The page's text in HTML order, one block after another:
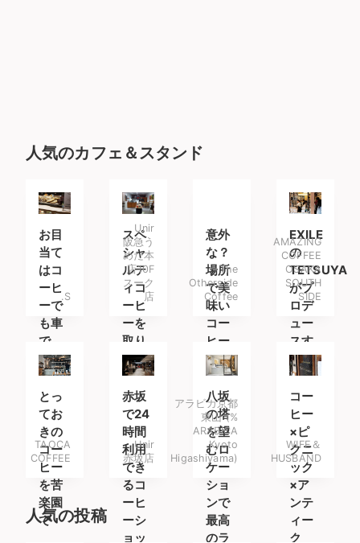
人気のカフェ＆スタンド
お目
当て
はコ
ーヒ
ーで
も車
で
も。
.S
スペ
シャ
ルテ
ィコ
ーヒ
ーを
取り
扱う
コー
ヒー
専門
店
Unir
阪急う
めだ本
店10F
スーク
店
意外
な？
場所
で美
味い
コー
ヒー
との
んび
りチ
ルア
ウト
The
Otherside
Coffee
EXILE
の
TETSUYA
がプ
ロデ
ュー
スす
るコ
ーヒ
ース
タン
ド
AMAZING
COFFEE
OSAKA
SOUTH
SIDE
とっ
てお
きの
コー
ヒー
を苦
楽園
で
TAOCA
COFFEE
赤坂
で24
時間
利用
でき
るコ
ーヒ
ーシ
ョッ
Unir
赤坂店
八坂
の塔
を望
むロ
ケー
ショ
ンで
最高
のラ
アラビカ京都
東山 (%
ARABICA
Kyoto
Higashiyama)
コー
ヒー
×ピ
クニ
ック
×ア
ンテ
ィー
ク
WIFE＆
HUSBAND
人気の投稿